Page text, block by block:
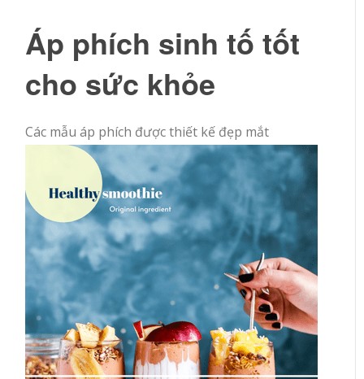
Áp phích sinh tố tốt
cho sức khỏe
Các mẫu áp phích được thiết kế đẹp mắt